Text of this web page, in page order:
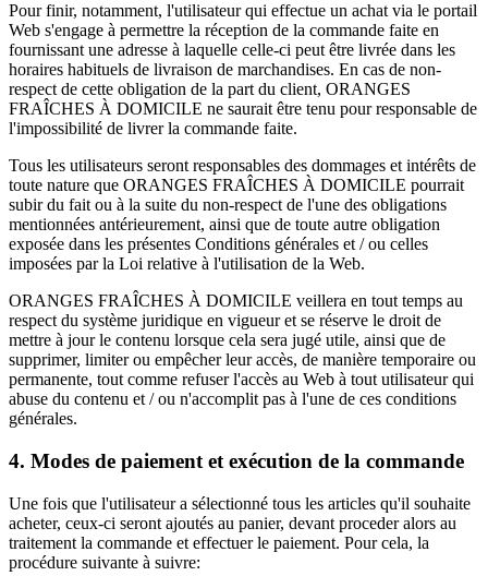
Pour finir, notamment, l'utilisateur qui effectue un achat via le portail
Web s'engage à permettre la réception de la commande faite en
fournissant une adresse à laquelle celle-ci peut être livrée dans les
horaires habituels de livraison de marchandises. En cas de non-
respect de cette obligation de la part du client, ORANGES
FRAÎCHES À DOMICILE ne saurait être tenu pour responsable de
l'impossibilité de livrer la commande faite.
Tous les utilisateurs seront responsables des dommages et intérêts de
toute nature que ORANGES FRAÎCHES À DOMICILE pourrait
subir du fait ou à la suite du non-respect de l'une des obligations
mentionnées antérieurement, ainsi que de toute autre obligation
exposée dans les présentes Conditions générales et / ou celles
imposées par la Loi relative à l'utilisation de la Web.
ORANGES FRAÎCHES À DOMICILE veillera en tout temps au
respect du système juridique en vigueur et se réserve le droit de
mettre à jour le contenu lorsque cela sera jugé utile, ainsi que de
supprimer, limiter ou empêcher leur accès, de manière temporaire ou
permanente, tout comme refuser l'accès au Web à tout utilisateur qui
abuse du contenu et / ou n'accomplit pas à l'une de ces conditions
générales.
4. Modes de paiement et exécution de la commande
Une fois que l'utilisateur a sélectionné tous les articles qu'il souhaite
acheter, ceux-ci seront ajoutés au panier, devant proceder alors au
traitement la commande et effectuer le paiement. Pour cela, la
procédure suivante à suivre: